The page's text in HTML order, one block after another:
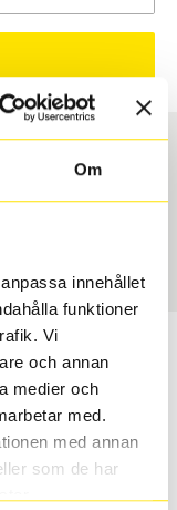
Om
innehållet
funktioner
Vi
och annan
medier och
med.
med annan
som de har
92W
det däck du
däck som skall
kolla en extra